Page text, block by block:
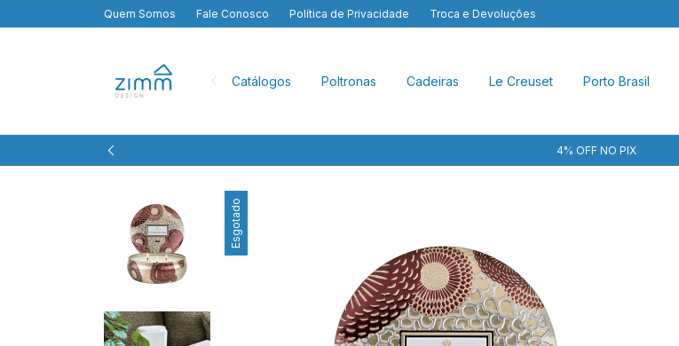
Quem Somos Fale Conosco Política de Privacidade Troca e Devoluções
Catálogos Poltronas Cadeiras Le Creuset Porto Brasil
4% OFF NO PIX
Esgotado